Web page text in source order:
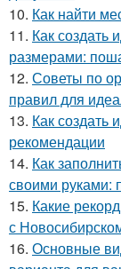
10. Как найти
11. Как создать
размерами:
12. Советы по
правил для
13. Как создать
рекомендации
14. Как
своими руками:
15. Какие
с
16. Основные